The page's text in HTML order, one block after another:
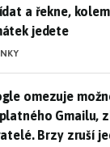
a řekne,
jedete
omezuje
omezuje
Gmailu,
Brzy zruší